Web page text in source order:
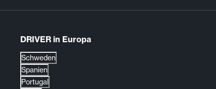
DRIVER in Europa
Schweden
Spanien
Portugal